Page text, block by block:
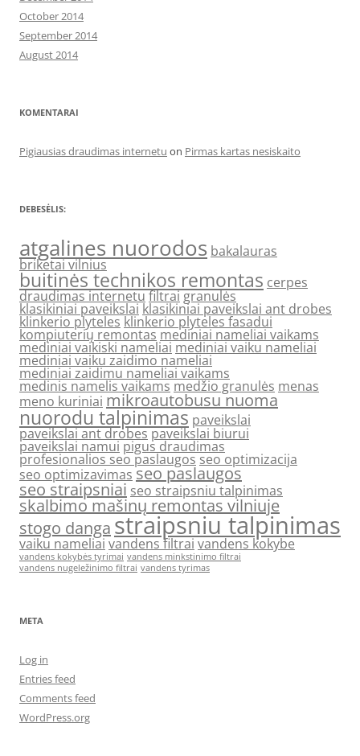
October 2014
September 2014
August 2014
KOMENTARAI
Pigiausias draudimas internetu on Pirmas kartas nesiskaito
DEBESĖLIS:
atgalines nuorodos bakalauras
briketai vilnius
buitinės technikos remontas cerpes
draudimas internetufiltraigranulės
klasikiniai paveikslai klasikiniai paveikslai ant drobes
klinkerio plyteles klinkerio plyteles fasadui
kompiuterių remontas mediniai nameliai vaikams
mediniai vaikiski nameliai mediniai vaiku nameliai
mediniai vaiku zaidimo nameliai
mediniai zaidimu nameliai vaikams
medinis namelis vaikams medžio granulės menas
meno kuriniai mikroautobusu nuoma
nuorodu talpinimas paveikslai
paveikslai ant drobespaveikslai biurui
paveikslai namui pigus draudimas
profesionalios seo paslaugos seo optimizacija
seo optimizavimas seo paslaugos
seo straipsniai seo straipsniu talpinimas
skalbimo mašinų remontas vilniuje
stogo danga straipsniu talpinimas
vaiku nameliai vandens filtrai vandens kokybe
vandens kokybės tyrimai vandens minkstinimo filtrai
vandens nugeležinimo filtrai vandens tyrimas
META
Log in
Entries feed
Comments feed
WordPress.org